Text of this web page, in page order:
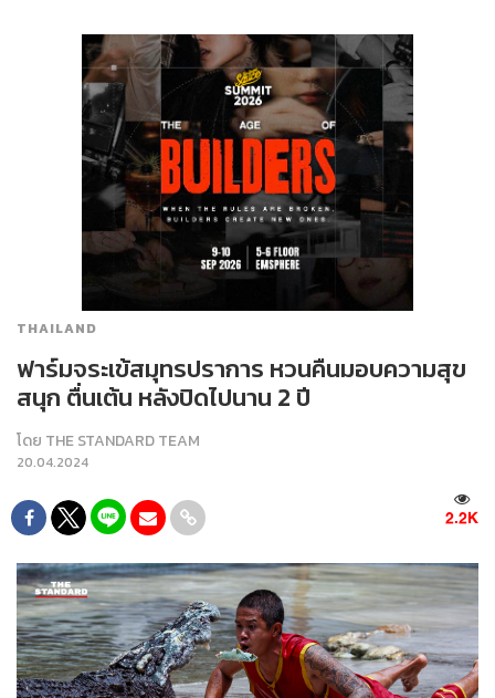
THAILAND
ฟาร์มจระเข้สมุทรปราการ หวนคืนมอบความสุข
สนุก ตื่นเต้น หลังปิดไปนาน 2 ปี
โดย THE STANDARD TEAM
20.04.2024
2.2K